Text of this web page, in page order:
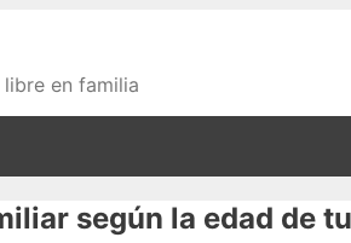
en familia
según la edad de